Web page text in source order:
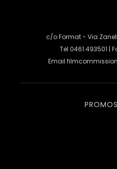
c/o Format - Via
Tel 0461.493501 |
Email